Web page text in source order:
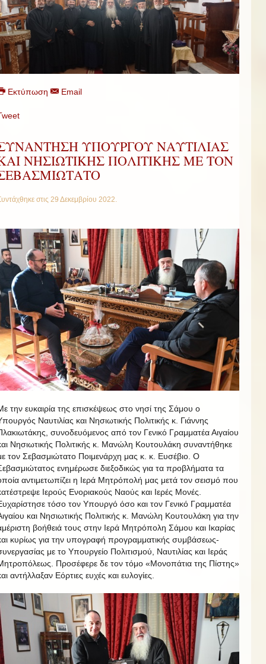
Εκτύπωση Email
ΥΠΟΥΡΓΟΥ ΝΑΥΤΙΛΙΑΣ
ΝΗΣΙΩΤΙΚΗΣ ΠΟΛΙΤΙΚΗΣ ΜΕ ΤΟΝ
στις 29 Δεκεμβρίου 2022.
την ευκαιρία της επισκέψεως στο νησί της Σάμου ο
Ναυτιλίας και Νησιωτικής Πολιτικής κ. Γιάννης
συνοδευόμενος από τον Γενικό Γραμματέα Αιγαίου
Νησιωτικής Πολιτικής κ. Μανώλη Κουτουλάκη συναντήθηκε
τον Σεβασμιώτατο Ποιμενάρχη μας κ. κ. Ευσέβιο. Ο
ενημέρωσε διεξοδικώς για τα προβλήματα τα
αντιμετωπίζει η Ιερά Μητρόπολή μας μετά τον σεισμό που
Ιερούς Ενοριακούς Ναούς και Ιερές Μονές.
τόσο τον Υπουργό όσο και τον Γενικό Γραμματέα
και Νησιωτικής Πολιτικής κ. Μανώλη Κουτουλάκη για την
βοήθειά τους στην Ιερά Μητρόπολη Σάμου και Ικαρίας
κυρίως για την υπογραφή προγραμματικής συμβάσεως-
με το Υπουργείο Πολιτισμού, Ναυτιλίας και Ιεράς
Προσέφερε δε τον τόμο «Μονοπάτια της Πίστης»
αντήλλαξαν Εόρτιες ευχές και ευλογίες.